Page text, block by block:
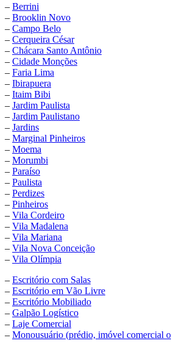
– Berrini
– Brooklin Novo
– Campo Belo
– Cerqueira César
– Chácara Santo Antônio
– Cidade Monções
– Faria Lima
– Ibirapuera
– Itaim Bibi
– Jardim Paulista
– Jardim Paulistano
– Jardins
– Marginal Pinheiros
– Moema
– Morumbi
– Paraíso
– Paulista
– Perdizes
– Pinheiros
– Vila Cordeiro
– Vila Madalena
– Vila Mariana
– Vila Nova Conceição
– Vila Olímpia
– Escritório com Salas
– Escritório em Vão Livre
– Escritório Mobiliado
– Galpão Logístico
– Laje Comercial
– Monousuário (prédio, imóvel comercial